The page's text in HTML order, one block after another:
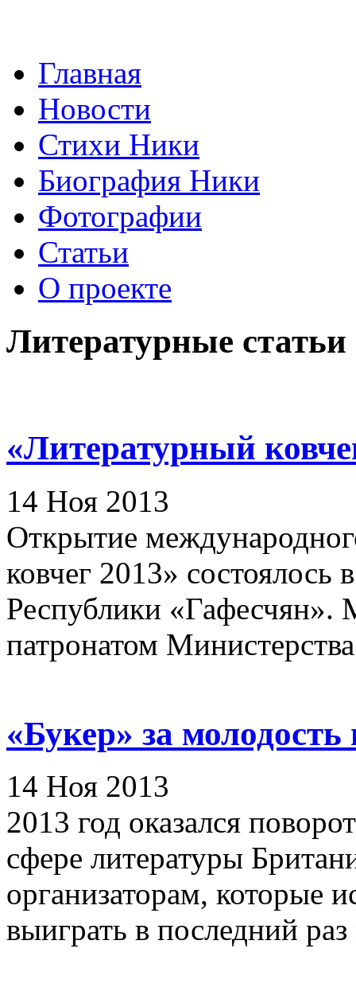
Главная
Новости
Стихи Ники
Биография Ники
Фотографии
Статьи
О проекте
Литературные статьи
«Литературный
14 Ноя 2013
Открытие
ковчег 2013» состоялось
Республики «Гафесчян».
патронатом
«Букер» за
14 Ноя 2013
2013 год оказался
сфере литературы
организаторам, которые
выиграть в последний